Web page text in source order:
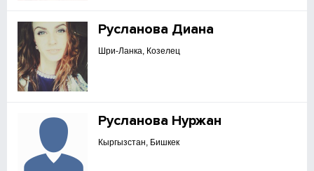
Русланова Диана
Шри-Ланка, Козелец
Русланова Нуржан
Кыргызстан, Бишкек